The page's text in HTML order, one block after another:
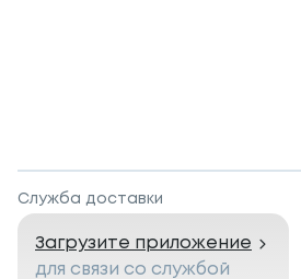
Служба доставки
Загрузите приложение
для связи со службой